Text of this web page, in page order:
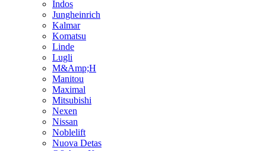
Indos
Jungheinrich
Kalmar
Komatsu
Linde
Lugli
M&Amp;H
Manitou
Maximal
Mitsubishi
Nexen
Nissan
Noblelift
Nuova Detas